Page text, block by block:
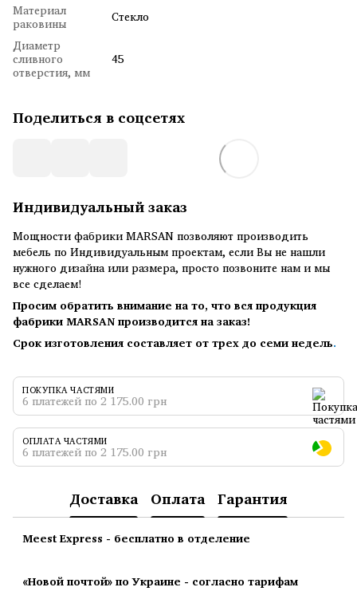
Материал
раковины
Стекло
Диаметр
сливного
отверстия, мм
45
Поделиться в соцсетях
Индивидуальный заказ
Мощности фабрики MARSAN позволяют производить
мебель по Индивидуальным проектам, если Вы не нашли
нужного дизайна или размера, просто позвоните нам и мы
все сделаем!
Просим обратить внимание на то, что вся продукция
фабрики MARSAN производится на заказ!
Срок изготовления составляет от трех до семи недель.
ПОКУПКА ЧАСТЯМИ
6 платежей по 2 175.00 грн
ОПЛАТА ЧАСТЯМИ
6 платежей по 2 175.00 грн
Доставка Оплата Гарантия
Meest Express - бесплатно в отделение
«Новой почтой» по Украине - согласно тарифам